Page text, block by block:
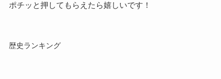
ポチッと押してもらえたら嬉しいです！
歴史ランキング